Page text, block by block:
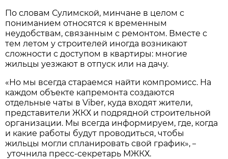
По словам Сулимской, минчане в целом с
пониманием относятся к временным
неудобствам, связанным с ремонтом. Вместе с
тем летом у строителей иногда возникают
сложности с доступом в квартиры: многие
жильцы уезжают в отпуск или на дачу.
«Но мы всегда стараемся найти компромисс. На
каждом объекте капремонта создаются
отдельные чаты в Viber, куда входят жители,
представители ЖКХ и подрядной строительной
организации. Мы всегда информируем, где, когда
и какие работы будут проводиться, чтобы
жильцы могли спланировать свой график»,–
уточнила пресс-секретарь МЖКХ.